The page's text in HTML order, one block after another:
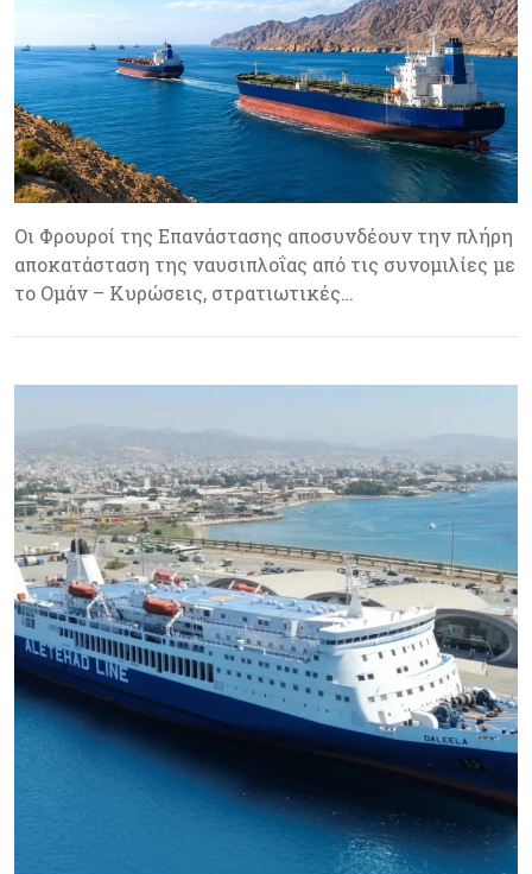
Οι Φρουροί της Επανάστασης αποσυνδέουν την πλήρη
αποκατάσταση της ναυσιπλοΐας από τις συνομιλίες με
το Ομάν – Κυρώσεις, στρατιωτικές…